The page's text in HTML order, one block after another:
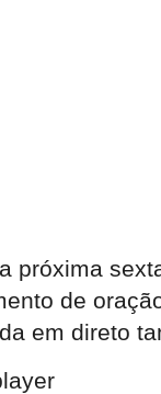
próxima
de
em direto